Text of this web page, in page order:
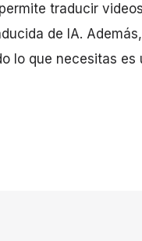
traducir
de IA.
lo que necesitas es